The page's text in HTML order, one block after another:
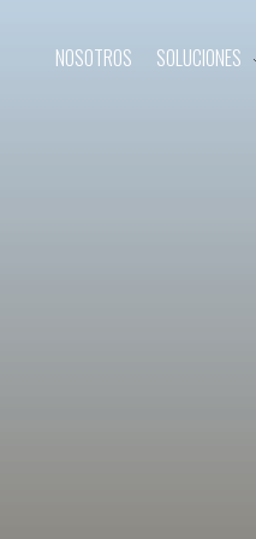
NOSOTROS SOLUCIONES